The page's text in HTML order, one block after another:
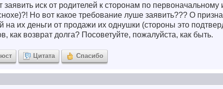
заявить иск от родителей к сторонам по
Но вот какое требование луше заявить??? О
на их деньги от продажи их однушки (стороны это
как возврат долга? Посоветуйте, пожалуйста, как быть.
Цитата Спасибо